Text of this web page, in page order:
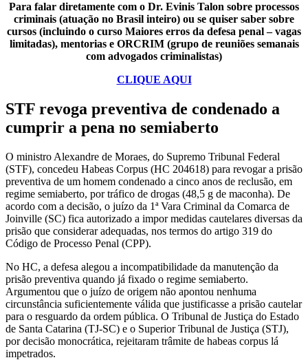
Para falar diretamente com o Dr. Evinis Talon sobre processos
criminais (atuação no Brasil inteiro) ou se quiser saber sobre
cursos (incluindo o curso Maiores erros da defesa penal – vagas
limitadas), mentorias e ORCRIM (grupo de reuniões semanais
com advogados criminalistas)
CLIQUE AQUI
STF revoga preventiva de condenado a
cumprir a pena no semiaberto
O ministro Alexandre de Moraes, do Supremo Tribunal Federal
(STF), concedeu Habeas Corpus (HC 204618) para revogar a prisão
preventiva de um homem condenado a cinco anos de reclusão, em
regime semiaberto, por tráfico de drogas (48,5 g de maconha). De
acordo com a decisão, o juízo da 1ª Vara Criminal da Comarca de
Joinville (SC) fica autorizado a impor medidas cautelares diversas da
prisão que considerar adequadas, nos termos do artigo 319 do
Código de Processo Penal (CPP).
No HC, a defesa alegou a incompatibilidade da manutenção da
prisão preventiva quando já fixado o regime semiaberto.
Argumentou que o juízo de origem não apontou nenhuma
circunstância suficientemente válida que justificasse a prisão cautelar
para o resguardo da ordem pública. O Tribunal de Justiça do Estado
de Santa Catarina (TJ-SC) e o Superior Tribunal de Justiça (STJ),
por decisão monocrática, rejeitaram trâmite de habeas corpus lá
impetrados.